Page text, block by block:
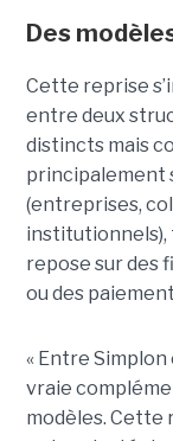
Des
Cette reprise
entre deux
distincts mais
principalement
(entreprises,
institutionnels),
repose sur des
ou des
« Entre Simplon
vraie
modèles. Cette